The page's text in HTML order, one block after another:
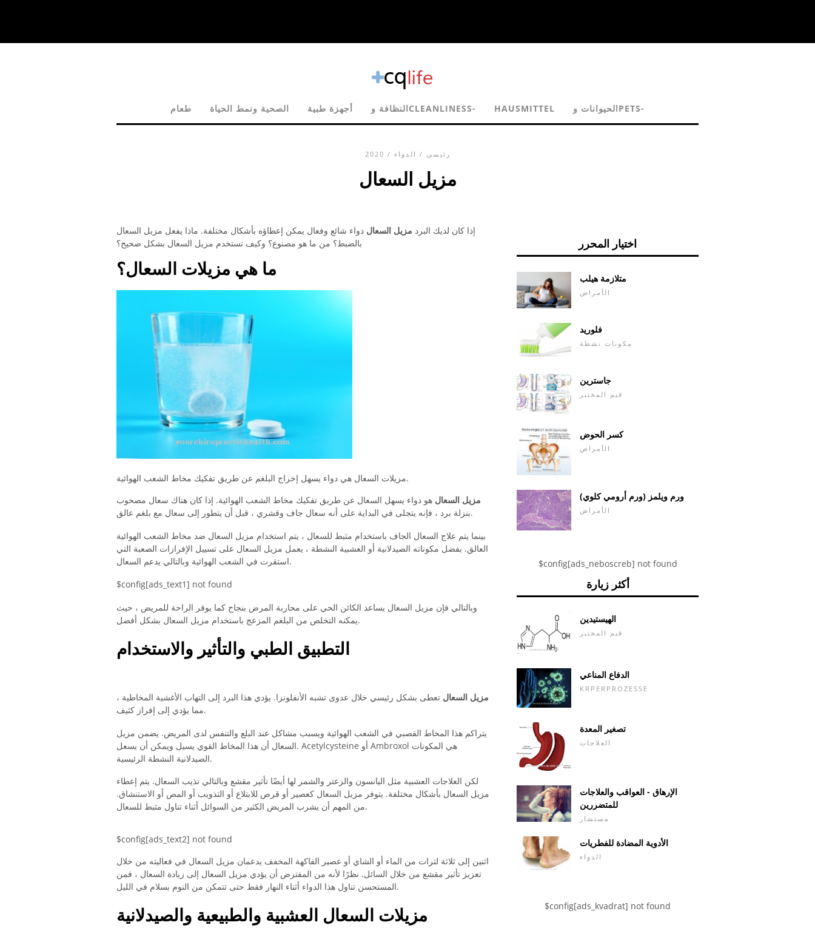
طعام الصحية ونمط الحياة أجهزة طبية النظافة وCLEANLINESS- HAUSMITTEL الحيوانات وPETS-
رئيسي / الدواء / 2020
مزيل السعال
إذا كان لديك البرد مزيل السعال دواء شائع وفعال يمكن إعطاؤه بأشكال مختلفة. ماذا يفعل مزيل السعال
بالضبط؟ من ما هو مصنوع؟ وكيف تستخدم مزيل السعال بشكل صحيح؟
ما هي مزيلات السعال؟
مزيلات السعال هي دواء يسهل إخراج البلغم عن طريق تفكيك مخاط الشعب الهوائية.
مزيل السعال هو دواء يسهل السعال عن طريق تفكيك مخاط الشعب الهوائية. إذا كان هناك سعال مصحوب
بنزلة برد ، فإنه يتجلى في البداية على أنه سعال جاف وقشري ، قبل أن يتطور إلى سعال مع بلغم عالق.
بينما يتم علاج السعال الجاف باستخدام مثبط للسعال ، يتم استخدام مزيل السعال ضد مخاط الشعب الهوائية
العالق. بفضل مكوناته الصيدلانية أو العشبية النشطة ، يعمل مزيل السعال على تسييل الإفرازات الصعبة التي
استقرت في الشعب الهوائية وبالتالي يدعم السعال.
$config[ads_text1] not found
وبالتالي فإن مزيل السعال يساعد الكائن الحي على محاربة المرض بنجاح كما يوفر الراحة للمريض ، حيث
يمكنه التخلص من البلغم المزعج باستخدام مزيل السعال بشكل أفضل.
التطبيق الطبي والتأثير والاستخدام
مزيل السعال تعطى بشكل رئيسي خلال عدوى تشبه الأنفلونزا. يؤدي هذا البرد إلى التهاب الأغشية المخاطية ،
مما يؤدي إلى إفراز كثيف.
يتراكم هذا المخاط القصبي في الشعب الهوائية ويسبب مشاكل عند البلع والتنفس لدى المريض. يضمن مزيل
السعال أن هذا المخاط القوي يسيل ويمكن أن يسعل. Acetylcysteine ​​أو Ambroxol هي المكونات
الصيدلانية النشطة الرئيسية.
لكن العلاجات العشبية مثل اليانسون والزعتر والشمر لها أيضًا تأثير مقشع وبالتالي تذيب السعال. يتم إعطاء
مزيل السعال بأشكال مختلفة. يتوفر مزيل السعال كعصير أو قرص للابتلاع أو التذويب أو المص أو الاستنشاق.
من المهم أن يشرب المريض الكثير من السوائل أثناء تناول مثبط للسعال.
$config[ads_text2] not found
اثنين إلى ثلاثة لترات من الماء أو الشاي أو عصير الفاكهة المخفف يدعمان مزيل السعال في فعاليته من خلال
تعزيز تأثير مقشع من خلال السائل. نظرًا لأنه من المفترض أن يؤدي مزيل السعال إلى زيادة السعال ، فمن
المستحسن تناول هذا الدواء أثناء النهار فقط حتى تتمكن من النوم بسلام في الليل.
مزيلات السعال العشبية والطبيعية والصيدلانية
اختيار المحرر
متلازمة هيلب
الأمراض
فلوريد
مكونات نشطة
جاسترين
قيم المختبر
كسر الحوض
الأمراض
ورم ويلمز (ورم أرومي كلوي)
الأمراض
$config[ads_neboscreb] not found
أكثر زيارة
الهيستيدين
قيم المختبر
الدفاع المناعي
KRPERPROZESSE
تصغير المعدة
العلاجات
الإرهاق - العواقب والعلاجات
للمتضررين
مستشار
الأدوية المضادة للفطريات
الدواء
$config[ads_kvadrat] not found